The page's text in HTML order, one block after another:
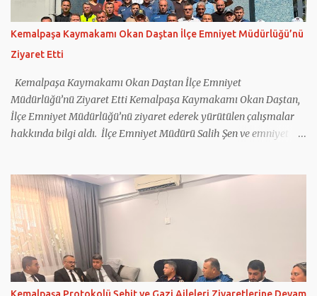
Kemalpaşa Belediye Başkan Adayı Galip Atar, pazar yerindeki bir
balıkçıda tezgah başına geçti. Renkli görüntülere sahne olan
anlarda Hamza Dağ ve Galip Atar, müşterilere balık tarttı.
Kemalpaşa Ziraat Odası Başkanlığı’nı da ziyaret eden Dağ ve
beraberindekiler buradan sonra Erzurum ...
Kemalpaşa Kaymakamı Okan Daştan İlçe Emniyet Müdürlüğü’nü
Ziyaret Etti
Kemalpaşa Kaymakamı Okan Daştan İlçe Emniyet
Müdürlüğü’nü Ziyaret Etti Kemalpaşa Kaymakamı Okan Daştan,
İlçe Emniyet Müdürlüğü’nü ziyaret ederek yürütülen çalışmalar
hakkında bilgi aldı. İlçe Emniyet Müdürü Salih Şen ve emniyet
tek tek tanışan Daştan, polis ekiplerinin çalışma şartlarını yerinde
inceledi. İlçede asayiş, trafik güvenliği, olaylara müdahale
kapasitesi ve yürütülen projelere ilişkin Müdür Şen’den detaylı
bilgi alan Daştan, emniyet personeline özverili çalışmalarından
dolayı teşekkür etti. Kemalpaşa’nın huzur ve güven ortamının
korunmasında emniyet teşkilatının büyük bir rol üstlendiğini
vurgulayan Daştan, devlet kurumları arasındaki iş birliğinin